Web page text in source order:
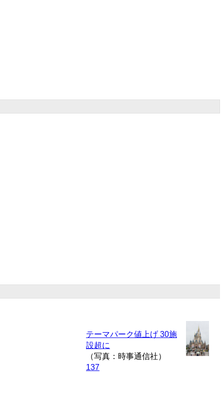
テーマパーク値上げ 30施
設超に
（写真：時事通信社）
137